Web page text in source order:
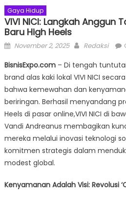
Gaya Hidup
VIVI NICI: Langkah Anggun
Baru High Heels
Posted
November 2, 2025 Author
Redaksi
BisnisExpo.com– Di tengah
brand alas kaki lokal VIVI NICI
bahwa kemewahan dan
beriringan. Berhasil menyandang
Heels di pasar online,VIVI NICI di
Vandi Andreanus membagikan
mereka melalui inovasi teknologi
komitmen strategis dalam
modest global.
Kenyamanan Adalah Visi: Revolusi